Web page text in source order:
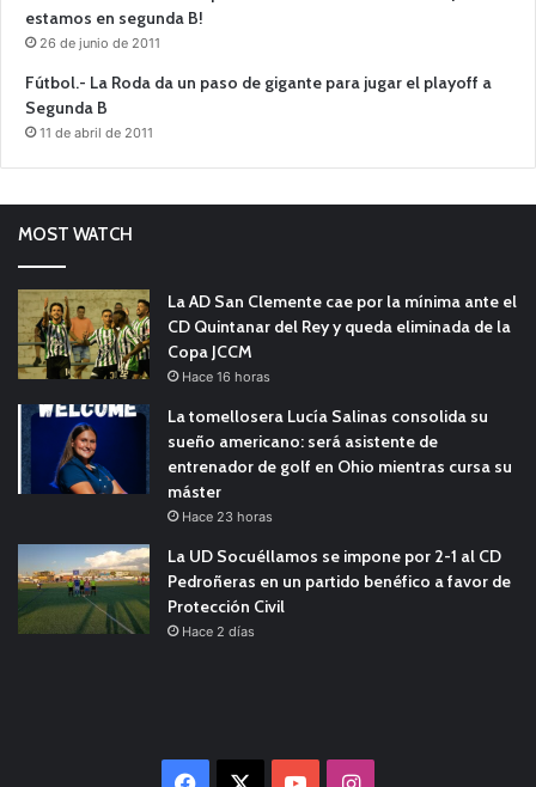
estamos en segunda B!
26 de junio de 2011
Fútbol.- La Roda da un paso de gigante para jugar el playoff a
Segunda B
11 de abril de 2011
MOST WATCH
La AD San Clemente cae por la mínima ante el
CD Quintanar del Rey y queda eliminada de la
Copa JCCM
Hace 16 horas
La tomellosera Lucía Salinas consolida su
sueño americano: será asistente de
entrenador de golf en Ohio mientras cursa su
máster
Hace 23 horas
La UD Socuéllamos se impone por 2-1 al CD
Pedroñeras en un partido benéfico a favor de
Protección Civil
Hace 2 días